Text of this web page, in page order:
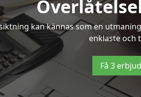
kan kännas som en
enklaste och
Få 3